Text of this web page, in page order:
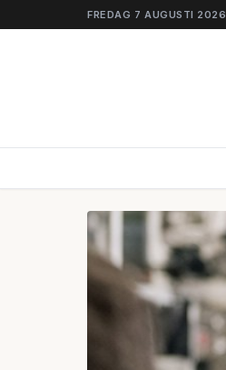
FREDAG 7 AUGUSTI 2026